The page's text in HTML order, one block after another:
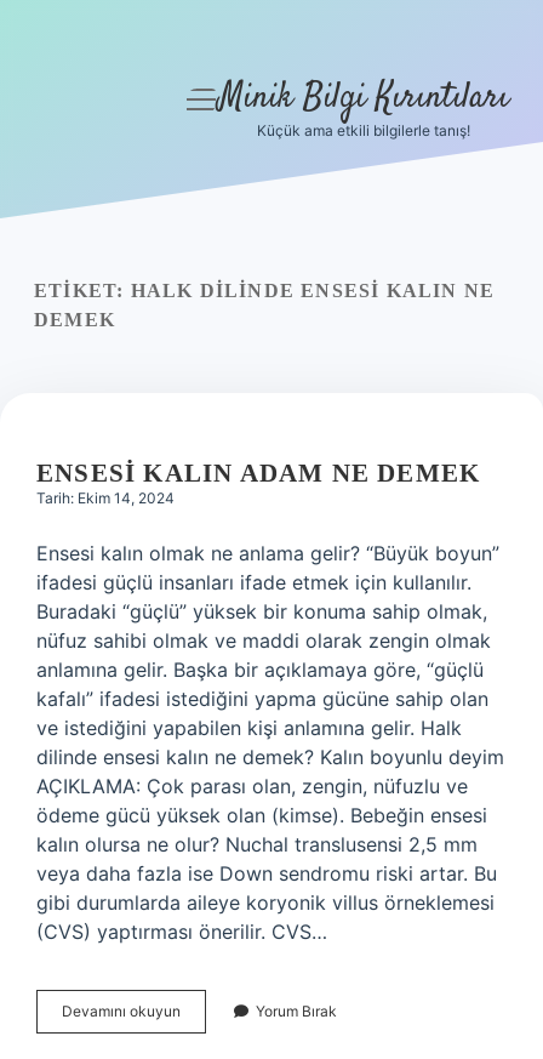
Yasal Uyarı
menüyü
Minik Bilgi Kırıntıları
Küçük ama etkili bilgilerle tanış!
ETIKET: HALK DILINDE ENSESI KALIN NE
DEMEK
ENSESI KALIN ADAM NE DEMEK
Tarih: Ekim 14, 2024
Ensesi kalın olmak ne anlama gelir? “Büyük boyun”
ifadesi güçlü insanları ifade etmek için kullanılır.
Buradaki “güçlü” yüksek bir konuma sahip olmak,
nüfuz sahibi olmak ve maddi olarak zengin olmak
anlamına gelir. Başka bir açıklamaya göre, “güçlü
kafalı” ifadesi istediğini yapma gücüne sahip olan
ve istediğini yapabilen kişi anlamına gelir. Halk
dilinde ensesi kalın ne demek? Kalın boyunlu deyim
AÇIKLAMA: Çok parası olan, zengin, nüfuzlu ve
ödeme gücü yüksek olan (kimse). Bebeğin ensesi
kalın olursa ne olur? Nuchal translusensi 2,5 mm
veya daha fazla ise Down sendromu riski artar. Bu
gibi durumlarda aileye koryonik villus örneklemesi
(CVS) yaptırması önerilir. CVS…
Devamını okuyun
Kalın
Yorum Bırak